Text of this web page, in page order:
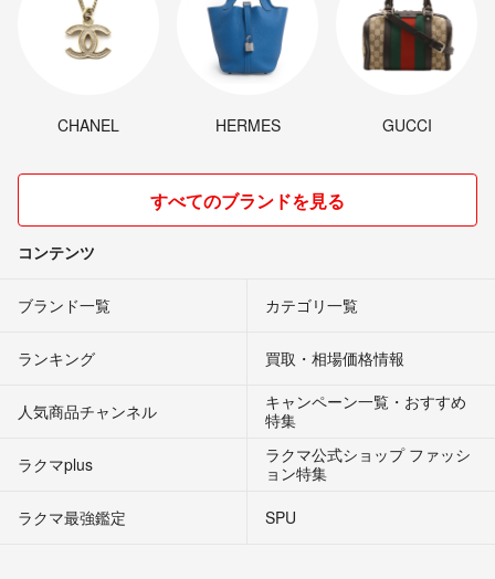
CHANEL HERMES GUCCI
すべてのブランドを見る
コンテンツ
ブランド一覧 カテゴリ一覧
ランキング 買取・相場価格情報
人気商品チャンネル
キャンペーン一覧・おすすめ
特集
ラクマplus
ラクマ公式ショップ ファッシ
ョン特集
ラクマ最強鑑定
SPU